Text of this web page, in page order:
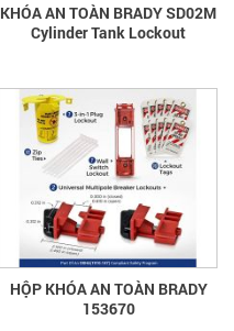
KHÓA AN TOÀN BRADY SD02M
Cylinder Tank Lockout
HỘP KHÓA AN TOÀN BRADY
153670